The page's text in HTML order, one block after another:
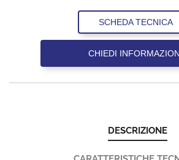
SCHEDA TECNICA
CHIEDI
DESCRIZIONE